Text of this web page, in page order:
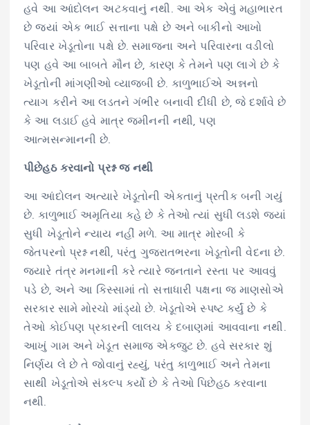
હવે આ આંદોલન અટકવાનું નથી. આ એક એવું મહાભારત
છે જ્યાં એક ભાઈ સત્તાના પક્ષે છે અને બાકીનો આખો
પરિવાર ખેડૂતોના પક્ષે છે. સમાજના અને પરિવારના વડીલો
પણ હવે આ બાબતે મૌન છે, કારણ કે તેમને પણ લાગે છે કે
ખેડૂતોની માંગણીઓ વ્યાજબી છે. કાળુભાઈએ અન્નનો
ત્યાગ કરીને આ લડતને ગંભીર બનાવી દીધી છે, જે દર્શાવે છે
કે આ લડાઈ હવે માત્ર જમીનની નથી, પણ
આત્મસન્માનની છે.
પીછેહઠ કરવાનો પ્રશ્ન જ નથી
આ આંદોલન અત્યારે ખેડૂતોની એકતાનું પ્રતીક બની ગયું
છે. કાળુભાઈ અમૃતિયા કહે છે કે તેઓ ત્યાં સુધી લડશે જ્યાં
સુધી ખેડૂતોને ન્યાય નહીં મળે. આ માત્ર મોરબી કે
જેતપરનો પ્રશ્ન નથી, પરંતુ ગુજરાતભરના ખેડૂતોની વેદના છે.
જ્યારે તંત્ર મનમાની કરે ત્યારે જનતાને રસ્તા પર આવવું
પડે છે, અને આ કિસ્સામાં તો સત્તાધારી પક્ષના જ માણસોએ
સરકાર સામે મોરચો માંડ્યો છે. ખેડૂતોએ સ્પષ્ટ કર્યું છે કે
તેઓ કોઈપણ પ્રકારની લાલચ કે દબાણમાં આવવાના નથી.
આખું ગામ અને ખેડૂત સમાજ એકજુટ છે. હવે સરકાર શું
નિર્ણય લે છે તે જોવાનું રહ્યું, પરંતુ કાળુભાઈ અને તેમના
સાથી ખેડૂતોએ સંકલ્પ કર્યો છે કે તેઓ પિછેહઠ કરવાના
નથી.